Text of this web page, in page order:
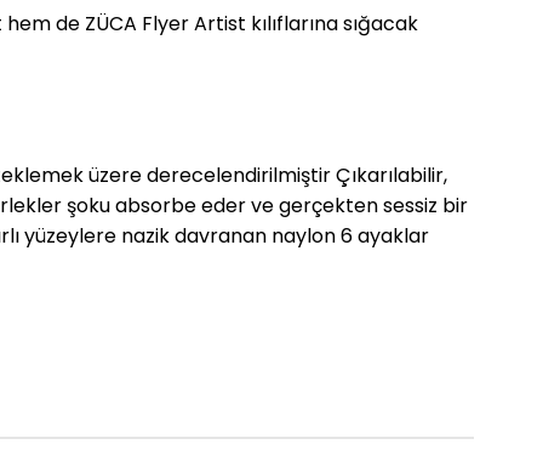
de ZÜCA Flyer Artist kılıflarına sığacak
üzere derecelendirilmiştir Çıkarılabilir,
şoku absorbe eder ve gerçekten sessiz bir
yüzeylere nazik davranan naylon 6 ayaklar